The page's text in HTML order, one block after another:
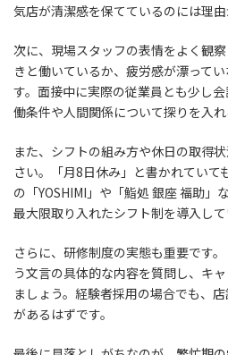
気店が清潔感を保てているのには理由
次に、現場スタッフの表情をよく観
きと働いているか、疲労感が漂って
す。面接中に実際の従業員とも少し
働条件や人間関係について探りを入れ
また、シフトの組み方や休日の取得
さい。「月8日休み」と書かれていて
の「YOSHIMI」や「鮨処 銀座 福助」
最大限取り入れたシフト制を導入して
さらに、研修制度の実態も重要です
う文言の具体的な内容を質問し、キ
ましょう。経験者採用の場合でも、
があるはずです。